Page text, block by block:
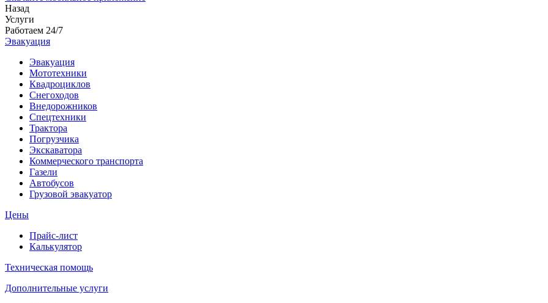
Назад
Услуги
Работаем 24/7
Эвакуация
Эвакуация
Мототехники
Квадроциклов
Снегоходов
Внедорожников
Спецтехники
Трактора
Погрузчика
Экскаватора
Коммерческого транспорта
Газели
Автобусов
Грузовой эвакуатор
Цены
Прайс-лист
Калькулятор
Техническая помощь
Дополнительные услуги